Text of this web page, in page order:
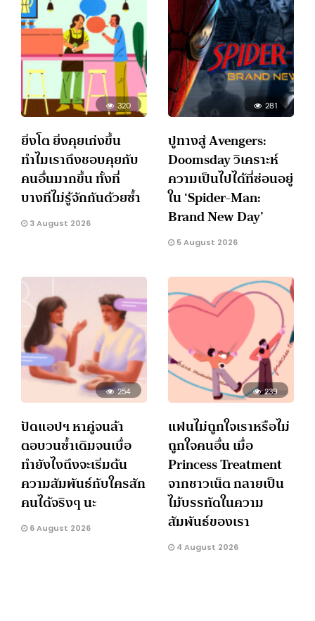
320
ยิ่งโต ยิ่งคุยเก่งขึ้น
ทำไมเราถึงชอบคุยกับ
คนอื่นมากขึ้น ทั้งที่
บางทีไม่รู้จักกันด้วยซ้ำ
3 August 2026
281
ปูทางสู่ Avengers:
Doomsday วิเคราะห์
ความเป็นไปได้ที่ซ่อนอยู่
ใน ‘Spider-Man:
Brand New Day’
5 August 2026
254
ปัดแอปฯ หาคู่จนล้า
ตอบวนซ้ำเดิมจนเบื่อ
ทำยังไงถึงจะเริ่มต้น
ความสัมพันธ์กับใครสัก
คนได้จริงๆ นะ
6 August 2026
239
แฟนไม่ถูกใจเราหรือไม่
ถูกใจคนอื่น เมื่อ
Princess Treatment
จากชาวเน็ต กลายเป็น
ไม้บรรทัดในความ
สัมพันธ์ของเรา
4 August 2026